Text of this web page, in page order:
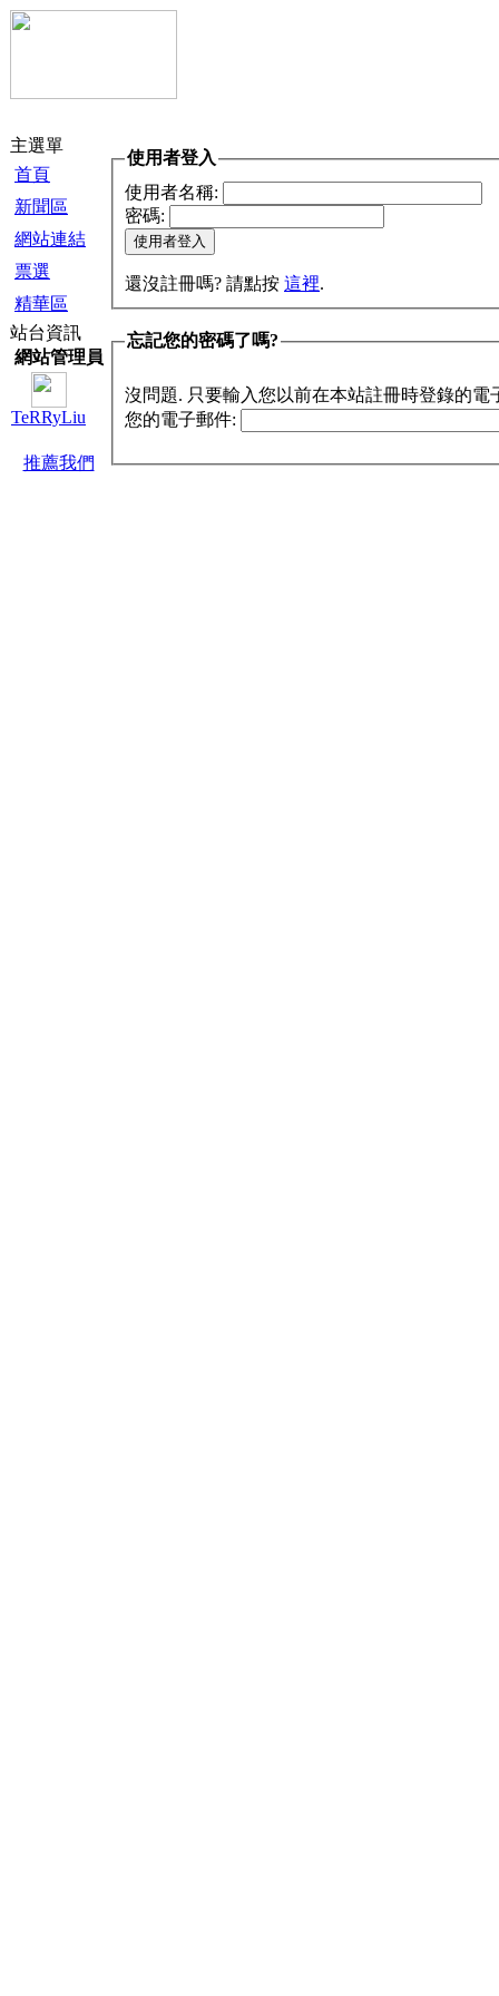
主選單
首頁
新聞區
網站連結
票選
精華區
站台資訊
網站管理員
TeRRyLiu
推薦我們
使用者登入
使用者名稱:
密碼:
還沒註冊嗎? 請點按 這裡.
忘記您的密碼了嗎?
沒問題. 只要輸入您以前在本站註冊時登錄的電
您的電子郵件: